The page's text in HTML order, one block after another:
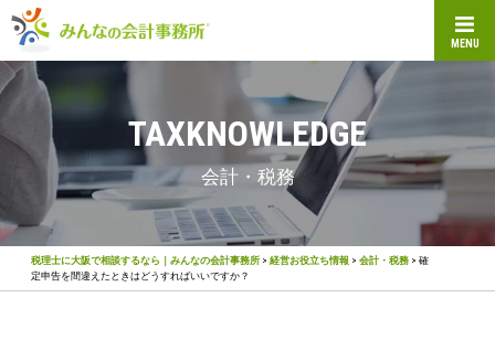
MENU
TAXKNOWLEDGE
会計・税務
税理士に大阪で相談するなら｜みんなの会計事務所 > 経営お役立ち情報 > 会計・税務 > 確
定申告を間違えたときはどうすればいいですか？